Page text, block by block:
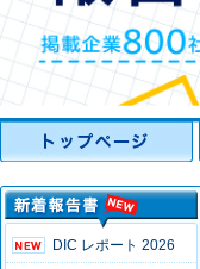
DIC レポート 2026